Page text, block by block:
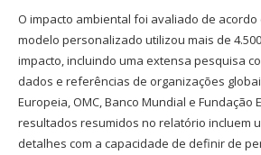
O impacto ambiental foi avaliado de acordo
modelo personalizado utilizou mais de
impacto, incluindo uma extensa pesquisa
dados e referências de organizações
Europeia, OMC, Banco Mundial e Fundação
resultados resumidos no relatório incluem
detalhes com a capacidade de definir de